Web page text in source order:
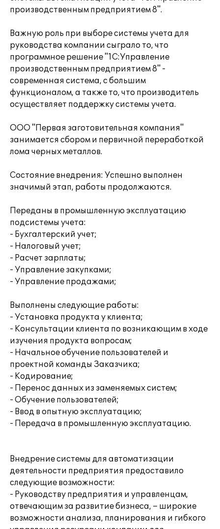
производственным предприятием 8".
Важную роль при выборе системы учета для
руководства компании сыграло то, что
программное решение "1С:Управление
производственным предприятием 8" -
современная система, с большим
функционалом, а также то, что производитель
осуществляет поддержку системы учета.
ООО "Первая заготовительная компания"
занимается сбором и первичной переработкой
лома черных металлов.
Состояние внедрения: Успешно выполнен
значимый этап, работы продолжаются.
Переданы в промышленную эксплуатацию
подсистемы учета:
- Бухгалтерский учет;
- Налоговый учет;
- Расчет зарплаты;
- Управление закупками;
- Управление продажами;
Выполнены следующие работы:
- Установка продукта у клиента;
- Консультации клиента по возникающим в ходе
изучения продукта вопросам;
- Начальное обучение пользователей и
проектной команды Заказчика;
- Кодирование;
- Перенос данных из заменяемых систем;
- Обучение пользователей;
- Ввод в опытную эксплуатацию;
- Передача в промышленную эксплуатацию.
Внедрение системы для автоматизации
деятельности предприятия предоставило
следующие возможности:
- Руководству предприятия и управленцам,
отвечающим за развитие бизнеса, – широкие
возможности анализа, планирования и гибкого